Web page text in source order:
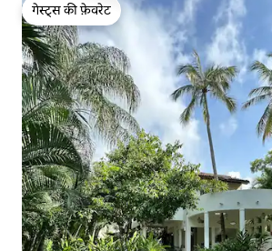
गेस्ट्स की फ़ेवरेट
गेस्ट्स की फ़ेवरेट